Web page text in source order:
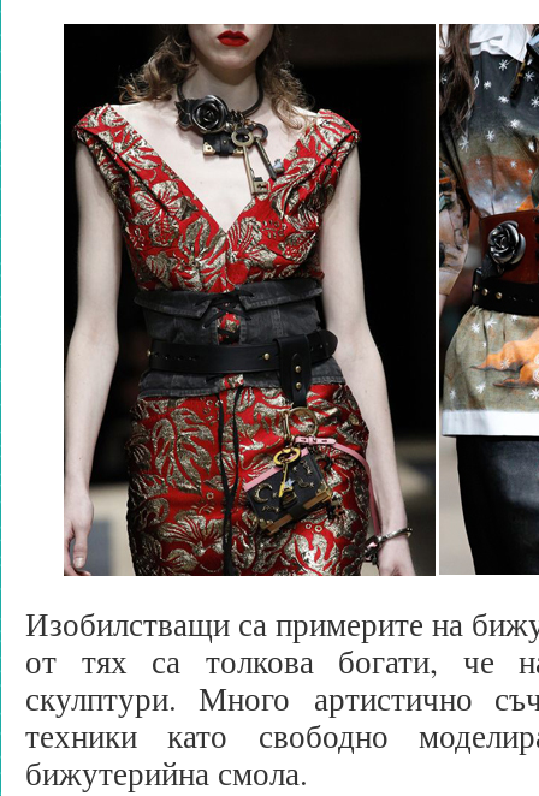
Изобилстващи са примерите на
от тях са толкова богати, че
скулптури. Много артистично
техники като свободно
бижутерийна смола.